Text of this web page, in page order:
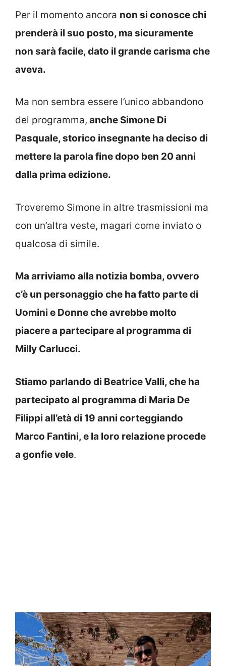
Per il momento ancora non si conosce chi
prenderà il suo posto, ma sicuramente
non sarà facile, dato il grande carisma che
aveva.
Ma non sembra essere l’unico abbandono
del programma, anche Simone Di
Pasquale, storico insegnante ha deciso di
mettere la parola fine dopo ben 20 anni
dalla prima edizione.
Troveremo Simone in altre trasmissioni ma
con un’altra veste, magari come inviato o
qualcosa di simile.
Ma arriviamo alla notizia bomba, ovvero
c’è un personaggio che ha fatto parte di
Uomini e Donne che avrebbe molto
piacere a partecipare al programma di
Milly Carlucci.
Stiamo parlando di Beatrice Valli, che ha
partecipato al programma di Maria De
Filippi all’età di 19 anni corteggiando
Marco Fantini, e la loro relazione procede
a gonfie vele.